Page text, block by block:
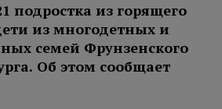
подростка из горящего
из многодетных и
семей Фрунзенского
Об этом сообщает